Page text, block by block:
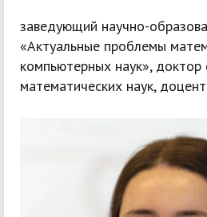
заведующий научно-
«Актуальные проблемы
компьютерных наук», доктор
математических наук, доцент